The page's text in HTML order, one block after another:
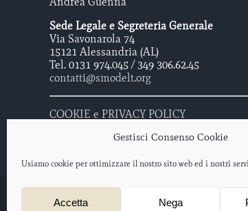
Gestisci Consenso Cookie
Usiamo cookie per ottimizzare il nostro sito web ed i nostri
Accetta Nega
Sede Legale e Segreteria Generale
Via Savonarola 74
15121 Alessandria (AL)
Tel. 0131 974.045 / 349 306.62.45
contatti@smodelt.org
COOKIE e PRIVACY POLICY
Sovrano Militare Ordine Del Tempio - Poveri